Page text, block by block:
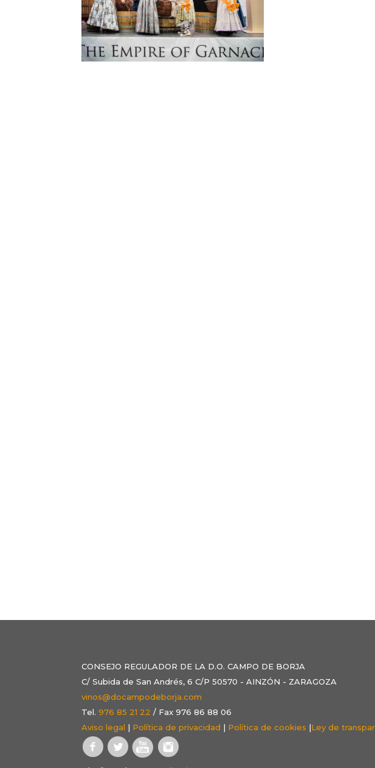
CONSEJO REGULADOR DE LA D.O. CAMPO DE BORJA
C/ Subida de San Andrés, 6 C/P 50570 - AINZÓN - ZARAGOZA
vinos@docampodeborja.com
Tel.976 85 21 22 / Fax 976 86 88 06
Aviso legal | Política de privacidad | Política de cookies |Ley de